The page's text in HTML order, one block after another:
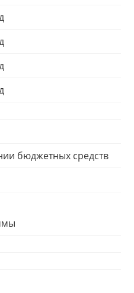
бюджетных средств